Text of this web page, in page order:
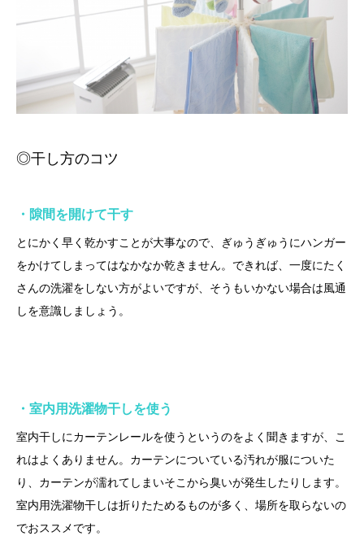
◎干し方のコツ
・隙間を開けて干す
とにかく早く乾かすことが大事なので、ぎゅうぎゅうにハンガー
をかけてしまってはなかなか乾きません。できれば、一度にたく
さんの洗濯をしない方がよいですが、そうもいかない場合は風通
しを意識しましょう。
・室内用洗濯物干しを使う
室内干しにカーテンレールを使うというのをよく聞きますが、こ
れはよくありません。カーテンについている汚れが服についた
り、カーテンが濡れてしまいそこから臭いが発生したりします。
室内用洗濯物干しは折りたためるものが多く、場所を取らないの
でおススメです。